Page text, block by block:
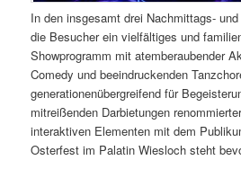
In den insgesamt drei Nachmittags-
die Besucher ein vielfältiges und
Showprogramm mit atemberaubender
Comedy und beeindruckenden
generationenübergreifend für
mitreißenden Darbietungen
interaktiven Elementen mit dem
Osterfest im Palatin Wiesloch steht